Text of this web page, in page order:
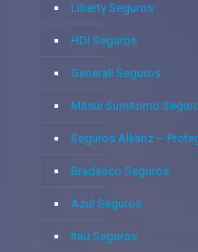
Liberty Seguros
HDI Seguros
Generali Seguros
Mitsui Sumitomo
Seguros Allianz –
Bradesco Seguros
Azul Seguros
Itaú Seguros